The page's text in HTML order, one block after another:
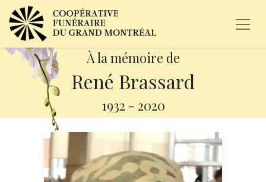
À la mémoire de
René Brassard
1932 - 2020